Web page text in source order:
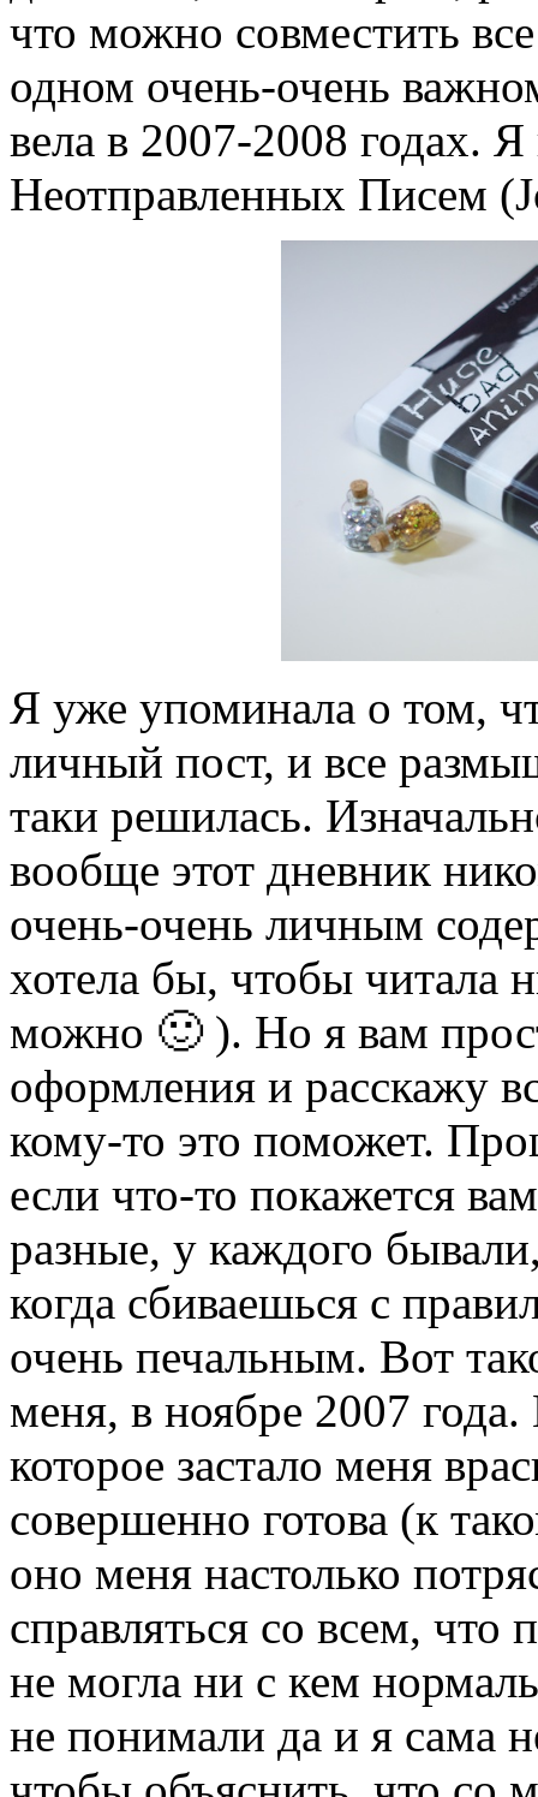
что можно совместить
одном очень-очень
вела в 2007-2008 годах. Я
Неотправленных Писем
Я уже упоминала о том,
личный пост, и все
таки решилась.
вообще этот дневник
очень-очень личным
хотела бы, чтобы читала
можно 🙂 ). Но я вам
оформления и расскажу
кому-то это поможет.
если что-то покажется
разные, у каждого
когда сбиваешься с
очень печальным. Вот
меня, в ноябре 2007
которое застало меня
совершенно готова (к
оно меня настолько
справляться со всем,
не могла ни с кем
не понимали да и я сама